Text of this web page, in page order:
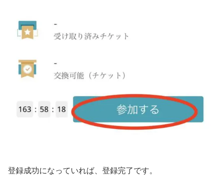
登録成功になっていれば、登録完了です。